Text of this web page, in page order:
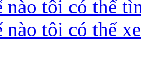
nào tôi có thể
nào tôi có thể